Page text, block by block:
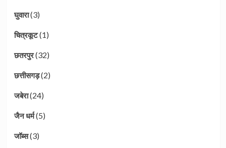
घुवारा(3)
चित्रकूट(1)
छतरपुर(32)
छत्तीसगड़(2)
जबेरा(24)
जैन धर्म(5)
जॉब्स(3)